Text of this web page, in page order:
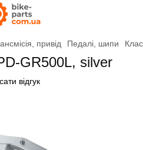
привід Педалі, шипи
GR500L, silver
відгук